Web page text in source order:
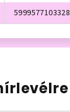
5999577103328